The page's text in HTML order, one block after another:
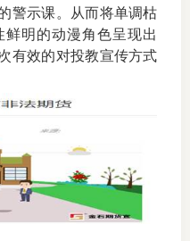
警示课。从而将单调枯
明的动漫角色呈现出
有效的对投教宣传方式